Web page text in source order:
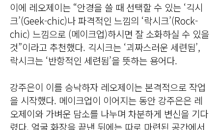
이에 레오제이는 “안경을 쓸 때 선택할 수 있는 ‘긱시
크’(Geek-chic)나 파격적인 느낌의 ‘락시크’(Rock-
chic) 느낌으로 (메이크업)하시면 잘 소화하실 수 있을
것”이라고 추천했다. 긱시크는 ‘괴짜스러운 세련됨’,
락시크는 ‘반항적인 세련됨’을 뜻하는 용어다.
강주은이 이를 승낙하자 레오제이는 본격적으로 작업
을 시작했다. 메이크업이 이어지는 동안 강주은은 레
오제이와 가벼운 담소를 나누며 차분하게 변신을 기다
렸다. 얼굴 화장을 끝낸 뒤에는 따로 마련된 공간에서